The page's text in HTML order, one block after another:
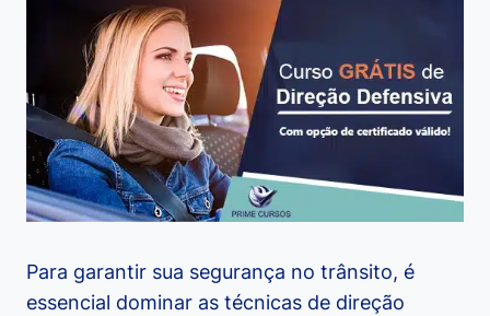
Para garantir sua segurança no trânsito, é
essencial dominar as técnicas de direção